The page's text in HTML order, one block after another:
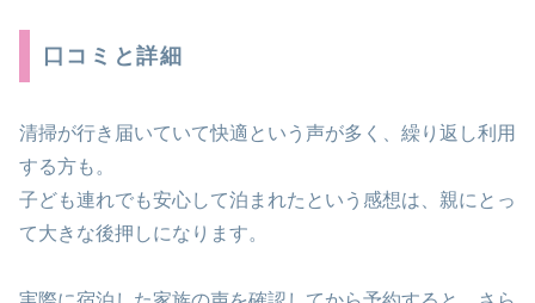
口コミと詳細
清掃が行き届いていて快適という声が多く、繰り返し利用
する方も。
子ども連れでも安心して泊まれたという感想は、親にとっ
て大きな後押しになります。